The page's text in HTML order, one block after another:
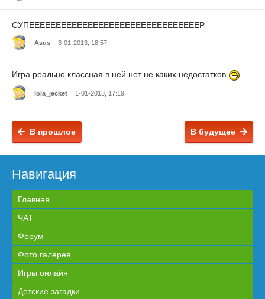
СУПЕЕЕЕЕЕЕЕЕЕЕЕЕЕЕЕЕЕЕЕЕЕЕЕЕЕЕЕЕЕЕЕР
Asus 3-01-2013, 18:57
Игра реально классная в ней нет не каких недостатков
lola_jecket 1-01-2013, 17:19
В будущее
В прошлое
Навигация
Главная
ЧАТ
Форум
Фото галерея
Игры онлайн
Детские загадки